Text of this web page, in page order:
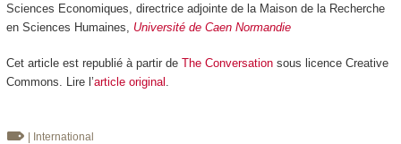
Sciences Economiques, directrice adjointe de la Maison de la Recherche
en Sciences Humaines, Université de Caen Normandie
Cet article est republié à partir de The Conversationsous licence Creative
Commons. Lire l’article original .
| International